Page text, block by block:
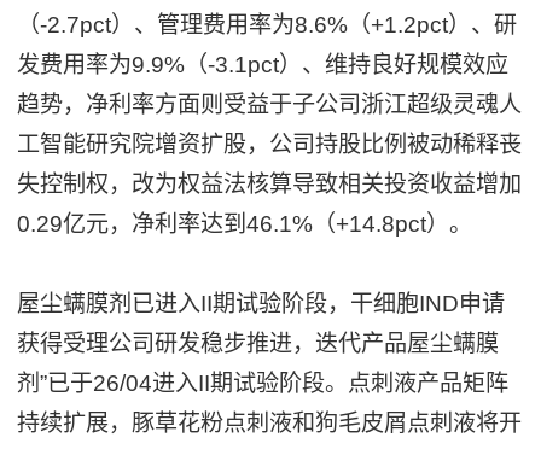
（-2.7pct）、管理费用率为8.6%（+1.2pct）、研
发费用率为9.9%（-3.1pct）、维持良好规模效应
趋势，净利率方面则受益于子公司浙江超级灵魂人
工智能研究院增资扩股，公司持股比例被动稀释丧
失控制权，改为权益法核算导致相关投资收益增加
0.29亿元，净利率达到46.1%（+14.8pct）。
屋尘螨膜剂已进入II期试验阶段，干细胞IND申请
获得受理公司研发稳步推进，迭代产品屋尘螨膜
剂”已于26/04进入II期试验阶段。点刺液产品矩阵
持续扩展，豚草花粉点刺液和狗毛皮屑点刺液将开